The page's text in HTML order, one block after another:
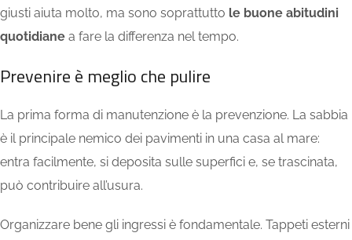
giusti aiuta molto, ma sono soprattutto le buone abitudini
quotidiane a fare la differenza nel tempo.
Prevenire è meglio che pulire
La prima forma di manutenzione è la prevenzione. La sabbia
è il principale nemico dei pavimenti in una casa al mare:
entra facilmente, si deposita sulle superfici e, se trascinata,
può contribuire all’usura.
Organizzare bene gli ingressi è fondamentale. Tappeti esterni